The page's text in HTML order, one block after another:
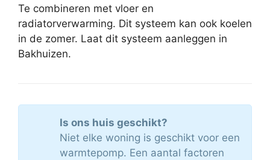
Te combineren met vloer en
radiatorverwarming. Dit systeem kan ook koelen
in de zomer. Laat dit systeem aanleggen in
Bakhuizen.
Is ons huis geschikt?
Niet elke woning is geschikt voor een
warmtepomp. Een aantal factoren